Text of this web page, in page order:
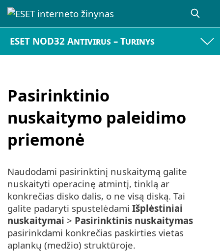
ESET NOD32 Antivirus – Turinys
Pasirinktinio
nuskaitymo paleidimo
priemonė
Naudodami pasirinktinį nuskaitymą galite
nuskaityti operacinę atmintį, tinklą ar
konkrečias disko dalis, o ne visą diską. Tai
galite padaryti spustelėdami Išplėstiniai
nuskaitymai > Pasirinktinis nuskaitymas
pasirinkdami konkrečias paskirties vietas
aplankų (medžio) struktūroje.